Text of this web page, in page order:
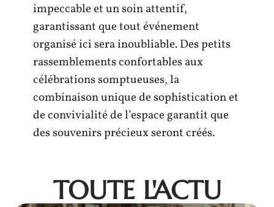
impeccable et un soin attentif,
garantissant que tout événement
organisé ici sera inoubliable. Des petits
rassemblements confortables aux
célébrations somptueuses, la
combinaison unique de sophistication et
de convivialité de l’espace garantit que
des souvenirs précieux seront créés.
TOUTE L'ACTU